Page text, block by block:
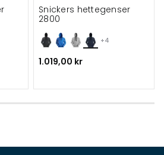
+4
Snickers hettegenser
2800
1.019,00 kr